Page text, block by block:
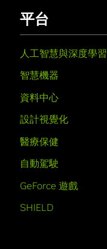
平台
人工智慧與深度學習
智慧機器
資料中心
設計視覺化
醫療保健
自動駕駛
GeForce 遊戲
SHIELD